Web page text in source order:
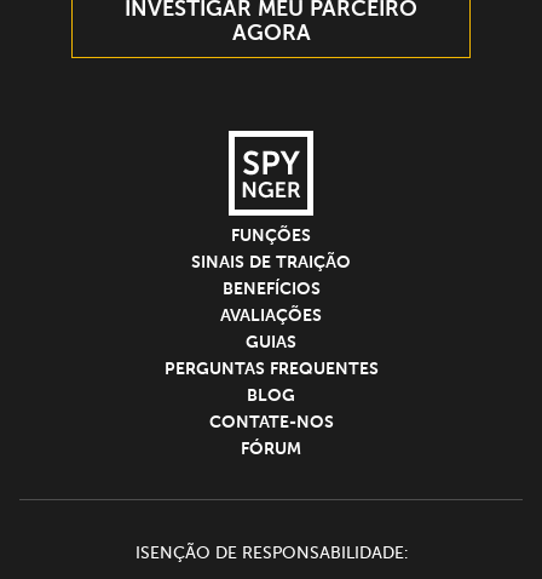
INVESTIGAR MEU PARCEIRO
AGORA
FUNÇÕES
SINAIS DE TRAIÇÃO
BENEFÍCIOS
AVALIAÇÕES
GUIAS
PERGUNTAS FREQUENTES
BLOG
CONTATE-NOS
FÓRUM
ISENÇÃO DE RESPONSABILIDADE: